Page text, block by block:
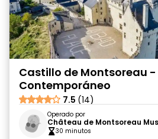
Castillo de Montsoreau -
Contemporáneo
7.5 (14)
Operado por
Château de Montsoreau
30 minutos